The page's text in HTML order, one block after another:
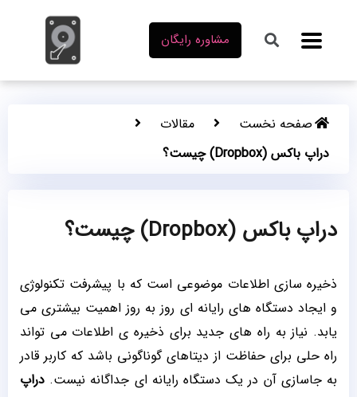
مشاوره رایگان
صفحه نخست
مقالات
دراپ باکس (Dropbox) چیست؟
دراپ باکس (Dropbox) چیست؟
ذخیره سازی اطلاعات موضوعی است که با پیشرفت تکنولوژی
و ایجاد دستگاه های رایانه ای روز به روز اهمیت بیشتری می
یابد. نیاز به راه های جدید برای ذخیره ی اطلاعات می تواند
راه حلی برای حفاظت از دیتاهای گوناگونی باشد که کاربر قادر
به جاسازی آن در یک دستگاه رایانه ای جداگانه نیست. دراپ